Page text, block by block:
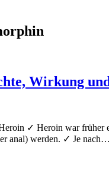
Wirkung
✓ Heroin war früher
anal) werden. ✓ Je nach…